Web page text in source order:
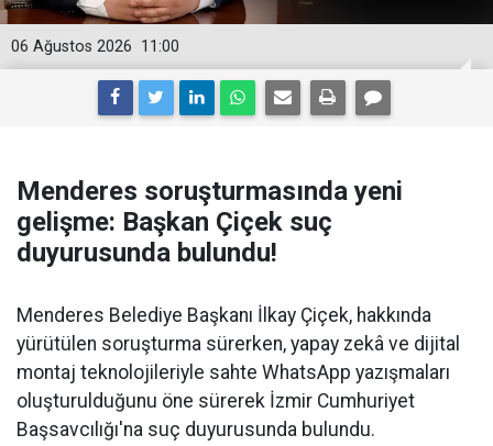
11:00
06 Ağustos 2026
Menderes soruşturmasında yeni
gelişme: Başkan Çiçek suç
duyurusunda bulundu!
Menderes Belediye Başkanı İlkay Çiçek, hakkında
yürütülen soruşturma sürerken, yapay zekâ ve dijital
montaj teknolojileriyle sahte WhatsApp yazışmaları
oluşturulduğunu öne sürerek İzmir Cumhuriyet
Başsavcılığı'na suç duyurusunda bulundu.